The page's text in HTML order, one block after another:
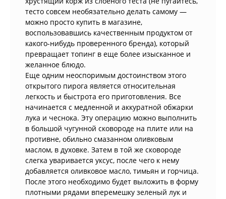
тесто совсем необязательно делать самому —
можно просто купить в магазине,
воспользовавшись качественным продуктом от
какого-нибудь проверенного бренда), который
превращает топинг в еще более изысканное и
желанное блюдо.
Еще одним неоспоримым достоинством этого
открытого пирога является относительная
легкость и быстрота его приготовления. Все
начинается с медленной и аккуратной обжарки
лука и чеснока. Эту операцию можно выполнить
в большой чугунной сковороде на плите или на
противне, обильно смазанном оливковым
маслом, в духовке. Затем в той же сковороде
слегка уваривается уксус, после чего к нему
добавляется оливковое масло, тимьян и горчица.
После этого необходимо будет выложить в форму
плотными рядами вперемешку зеленый лук и